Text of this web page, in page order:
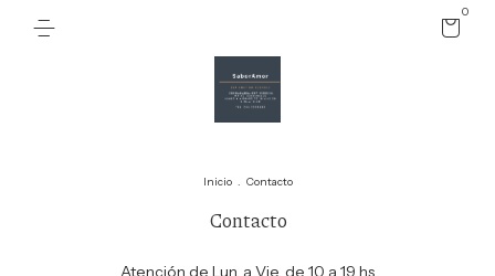
0
Inicio . Contacto
Contacto
Atención de Lun. a Vie. de 10 a 19 hs